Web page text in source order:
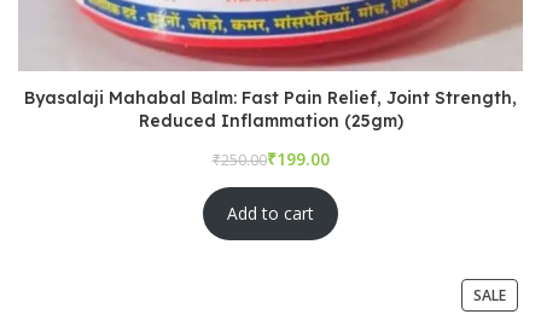
Byasalaji Mahabal Balm: Fast Pain Relief, Joint Strength,
Reduced Inflammation (25gm)
₹
₹
Add to cart
SALE